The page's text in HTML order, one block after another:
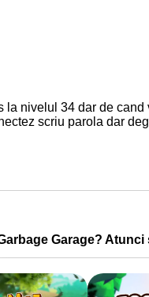
la nivelul 34 dar de cand
scriu parola dar
Garage?